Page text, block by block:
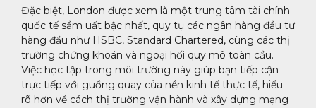
Đặc biệt, London được xem là một trung tâm tài chính
quốc tế sầm uất bậc nhất, quy tụ các ngân hàng đầu tư
hàng đầu như HSBC, Standard Chartered, cùng các thị
trường chứng khoán và ngoại hối quy mô toàn cầu.
Việc học tập trong môi trường này giúp bạn tiếp cận
trực tiếp với guồng quay của nền kinh tế thực tế, hiểu
rõ hơn về cách thị trường vận hành và xây dựng mạng